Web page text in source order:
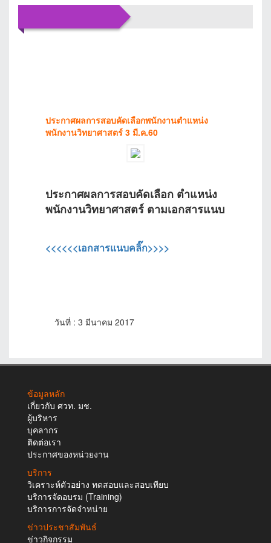
ประกาศผลการสอบคัดเลือกพนักงานตำแหน่ง
พนักงานวิทยาศาสตร์ 3 มี.ค.60
ประกาศผลการสอบคัดเลือก ตำแหน่ง
พนักงานวิทยาศาสตร์ ตามเอกสารแนบ
<<<<<<เอกสารแนบคลิ๊ก>>>>
วันที่ : 3 มีนาคม 2017
ข้อมูลหลัก
เกี่ยวกับ ศวท. มช.
ผู้บริหาร
บุคลากร
ติดต่อเรา
ประกาศของหน่วยงาน
บริการ
วิเคราะห์ตัวอย่าง ทดสอบและสอบเทียบ
บริการจัดอบรม (Training)
บริการการจัดจำหน่าย
ข่าวประชาสัมพันธ์
ข่าวกิจกรรม